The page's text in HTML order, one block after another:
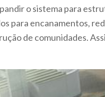
o sistema para
para encanamentos,
de comunidades.